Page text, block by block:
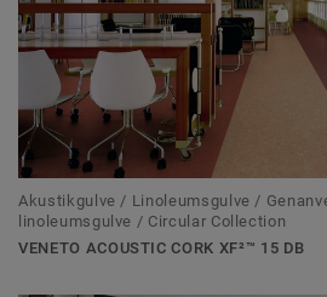
Akustikgulve / Linoleumsgulve /
linoleumsgulve / Circular Collection
VENETO ACOUSTIC CORK XF²™ 15 DB